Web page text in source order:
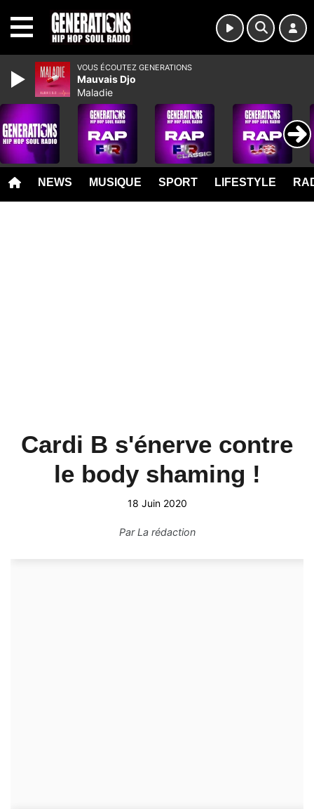
NEWS MUSIQUE SPORT LIFESTYLE
Cardi B s'énerve contre
le body shaming !
18 Juin 2020
ParLa rédaction
VOUS ÉCOUTEZ GENERATIONS
Mauvais Djo
Maladie